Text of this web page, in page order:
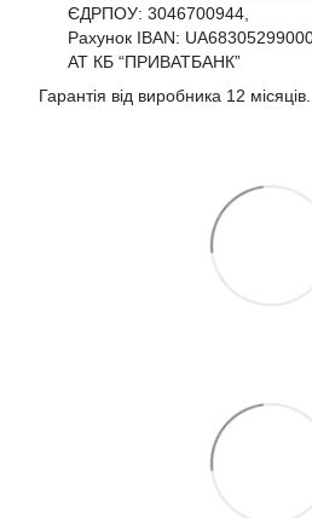
ЄДРПОУ: 3046700944
Рахунок IBAN:
АТ КБ “ПРИВАТБАНК”
Гарантія від виробника 12 місяців.